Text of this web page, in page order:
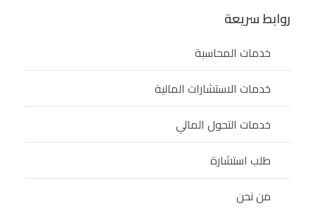
روابط سريعة
خدمات المحاسبة
خدمات الاستشارات المالية
خدمات التحول المالي
طلب استشارة
من نحن